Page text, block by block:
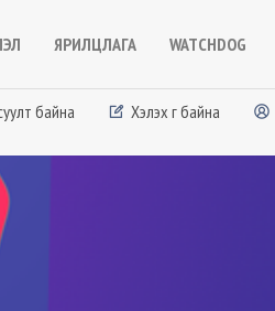
ЯРИЛЦЛАГА WATCHDOG
байна Хэлэх үг байна